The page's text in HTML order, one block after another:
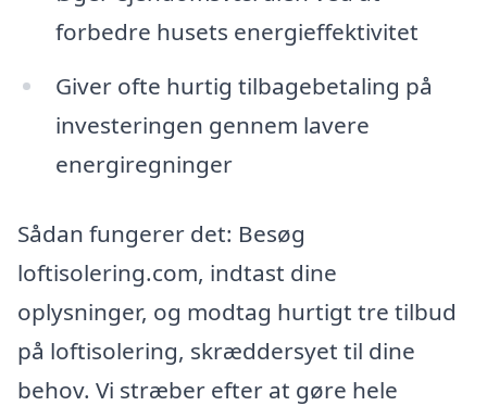
forbedre husets energieffektivitet
Giver ofte hurtig tilbagebetaling på
investeringen gennem lavere
energiregninger
Sådan fungerer det: Besøg
loftisolering.com, indtast dine
oplysninger, og modtag hurtigt tre tilbud
på loftisolering, skræddersyet til dine
behov. Vi stræber efter at gøre hele